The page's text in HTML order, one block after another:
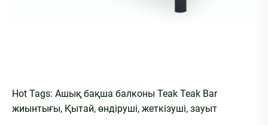
Hot Tags: Ашық бақша балконы Teak Teak Bar
жиынтығы, Қытай, өндіруші, жеткізуші, зауыт